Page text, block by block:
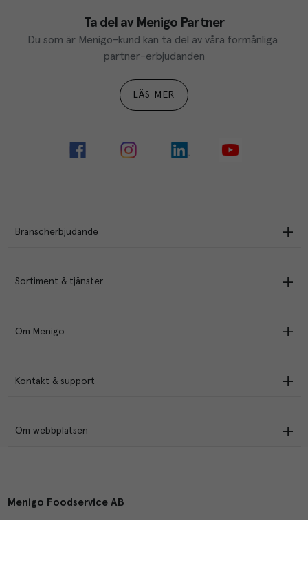
Ta del av Menigo Partner
Du som är Menigo-kund kan ta del av våra förmånliga
partner-erbjudanden
LÄS MER
Branscherbjudande
Sortiment & tjänster
Om Menigo
Kontakt & support
Om webbplatsen
Menigo Foodservice AB